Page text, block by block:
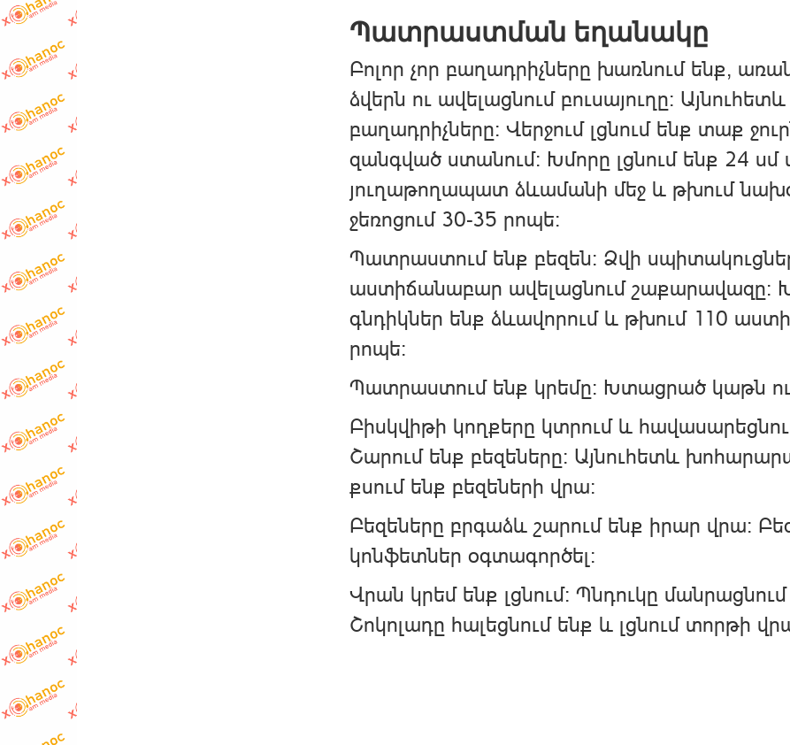
Պատրաստման եղանակը
Բոլոր չոր բաղադրիչները խառնում ենք,
ձվերն ու ավելացնում բուսայուղը։
բաղադրիչները։ Վերջում լցնում ենք տաք
զանգված ստանում։ Խմորը լցնում ենք 24
յուղաթողապատ ձևամանի մեջ և թխում
ջեռոցում 30-35 րոպե։
Պատրաստում ենք բեզեն։ Ձվի
աստիճանաբար ավելացնում շաքարավազը։
գնդիկներ ենք ձևավորում և թխում 110
րոպե։
Պատրաստում ենք կրեմը։ Խտացրած կաթն
Բիսկվիթի կողքերը կտրում և
Շարում ենք բեզեները։ Այնուհետև
քսում ենք բեզեների վրա։
Բեզեները բրգաձև շարում ենք իրար վրա։
կոնֆետներ օգտագործել։
Վրան կրեմ ենք լցնում։ Պնդուկը
Շոկոլադը հալեցնում ենք և լցնում տորթի